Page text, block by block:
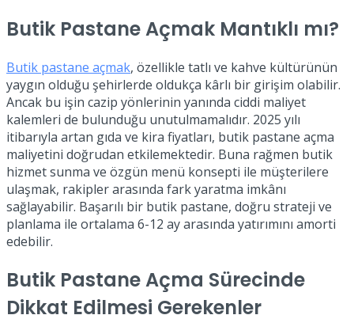
Butik Pastane Açmak Mantıklı mı?
Butik pastane açmak, özellikle tatlı ve kahve kültürünün
yaygın olduğu şehirlerde oldukça kârlı bir girişim olabilir.
Ancak bu işin cazip yönlerinin yanında ciddi maliyet
kalemleri de bulunduğu unutulmamalıdır. 2025 yılı
itibarıyla artan gıda ve kira fiyatları, butik pastane açma
maliyetini doğrudan etkilemektedir. Buna rağmen butik
hizmet sunma ve özgün menü konsepti ile müşterilere
ulaşmak, rakipler arasında fark yaratma imkânı
sağlayabilir. Başarılı bir butik pastane, doğru strateji ve
planlama ile ortalama 6-12 ay arasında yatırımını amorti
edebilir.
Butik Pastane Açma Sürecinde
Dikkat Edilmesi Gerekenler